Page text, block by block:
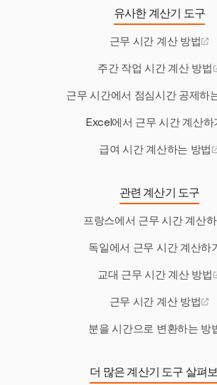
유사한 계산기 도구
근무 시간 계산 방법
주간 작업 시간 계산 방법
근무 시간에서 점심시간 공제하
Excel에서 근무 시간 계산하
급여 시간 계산하는 방법
관련 계산기 도구
프랑스에서 근무 시간 계산
독일에서 근무 시간 계산하
교대 근무 시간 계산 방법
근무 시간 계산 방법
분을 시간으로 변환하는 방
더 많은 계산기 도구 살펴